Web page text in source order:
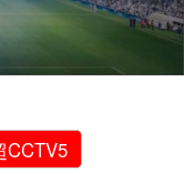
CCTV5